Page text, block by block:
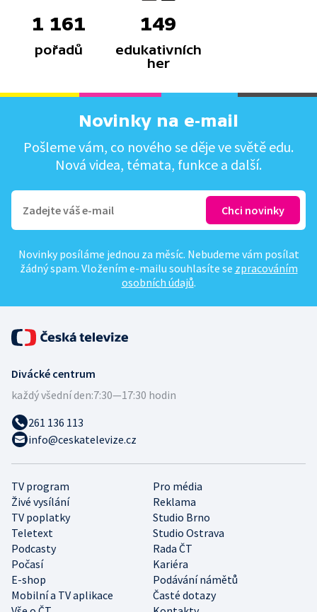
1 161
pořadů
149
edukativních
her
Novinky na e-mail
Pošleme vám, co nového se děje ve světě edu.
Nová videa, témata, funkce a další.
Novinky posíláme jednou za měsíc. Nebudeme vám posílat
žádný spam. Vložením e-mailu souhlasíte se zpracováním
osobních údajů.